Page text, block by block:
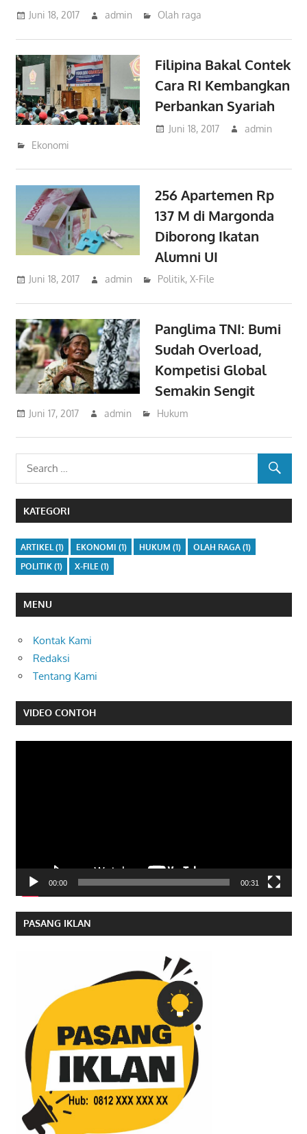
Juni 18, 2017 admin Olah raga
Filipina Bakal Contek
Cara RI Kembangkan
Perbankan Syariah
Juni 18, 2017
admin
Ekonomi
256 Apartemen Rp
137 M di Margonda
Diborong Ikatan
Alumni UI
Juni 18, 2017 admin Politik,X-File
Panglima TNI: Bumi
Sudah Overload,
Kompetisi Global
Semakin Sengit
Juni 17, 2017 admin Hukum
KATEGORI
ARTIKEL (1) EKONOMI (1) HUKUM (1) OLAH RAGA(1)
POLITIK(1) X-FILE (1)
MENU
Kontak Kami
Redaksi
Tentang Kami
VIDEO CONTOH
00:00 00:31
PASANG IKLAN